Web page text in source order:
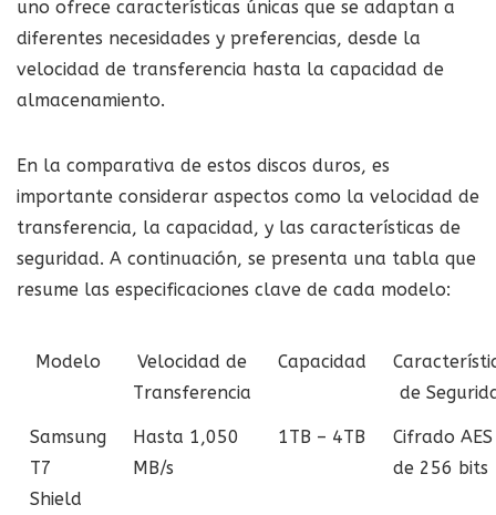
uno ofrece características únicas que se adaptan a
diferentes necesidades y preferencias, desde la
velocidad de transferencia hasta la capacidad de
almacenamiento.
En la comparativa de estos discos duros, es
importante considerar aspectos como la velocidad de
transferencia, la capacidad, y las características de
seguridad. A continuación, se presenta una tabla que
resume las especificaciones clave de cada modelo:
Modelo
Velocidad de
Transferencia
Capacidad
de
Samsung
T7
Shield
Hasta 1,050
MB/s
1TB – 4TB
Cifrado AES
de 256 bits